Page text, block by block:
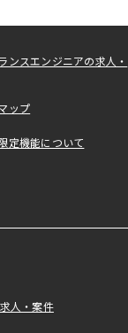
ンスエンジニアの求人・
ップ
定機能について
人・案件